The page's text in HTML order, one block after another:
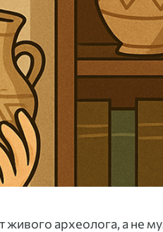
живого археолога, а не